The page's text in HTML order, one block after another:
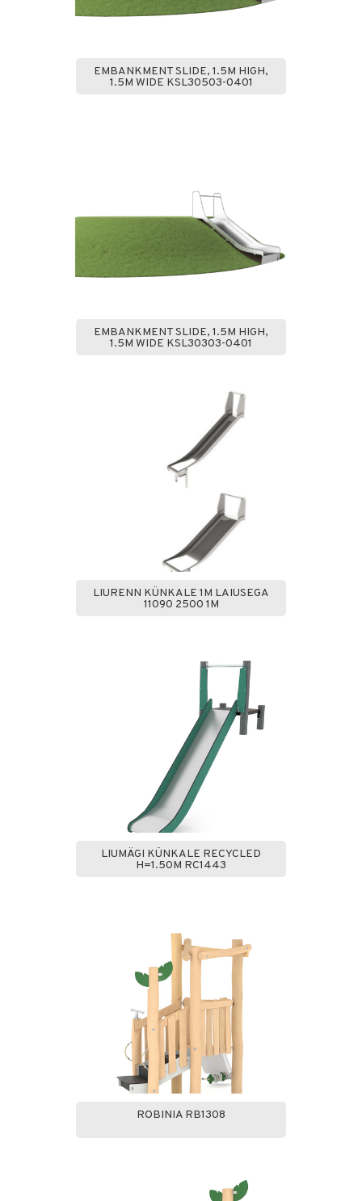
EMBANKMENT SLIDE, 1.5M HIGH,
1.5M WIDE KSL30503-0401
EMBANKMENT SLIDE, 1.5M HIGH,
1.5M WIDE KSL30303-0401
LIURENN KÜNKALE 1M LAIUSEGA
11090 2500 1M
LIUMÄGI KÜNKALE RECYCLED
H=1.50M RC1443
ROBINIA RB1308